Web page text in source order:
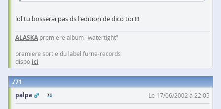
lol tu bosserai pas ds l'edition de dico toi !!!
ALASKA premiere album "watertight"
premiere sortie du label furne-records
dispo ici
71
palpa
Le 17/06/2002 à 22:05